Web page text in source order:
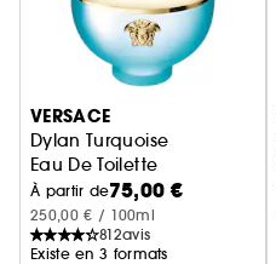
Ignorer le carrousel produits
VERSACE
Dylan Turquoise
Eau De Toilette
À partir de75,00 €
250,00 € / 100ml
812avis
Existe en 3 formats